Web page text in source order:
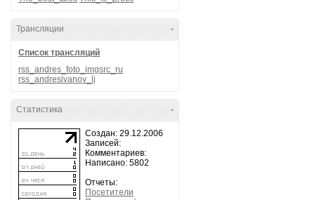
-
Трансляции
Список трансляций
rss_andres_foto_imgsrc_ru
rss_andresivanov_lj
-
Статистика
Создан: 29.12.2006
Записей:
Комментариев:
Написано: 5802
Отчеты:
Посетители